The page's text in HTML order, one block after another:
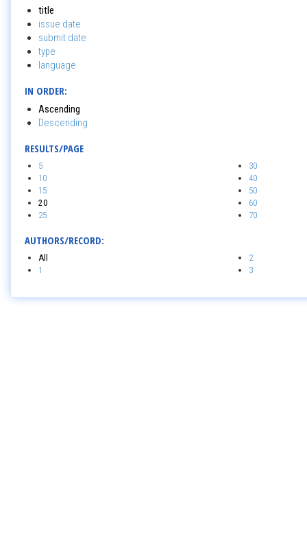
title
issue date
submit date
type
language
IN ORDER:
Ascending
Descending
RESULTS/PAGE
5
10
15
20
25
30
40
50
60
70
AUTHORS/RECORD:
All
1
2
3